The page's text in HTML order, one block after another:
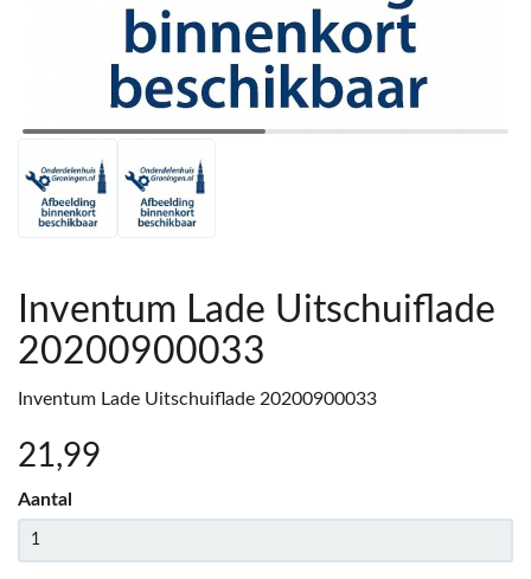
Inventum Lade Uitschuiflade
20200900033
Inventum Lade Uitschuiflade 20200900033
21 ,99
Aantal